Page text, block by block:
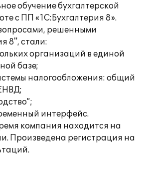
обучение бухгалтерской
с ПП «1С:Бухгалтерия 8».
решенными
8", стали:
организаций в единой
базе;
налогообложения: общий
интерфейс.
компания находится на
Произведена регистрация на